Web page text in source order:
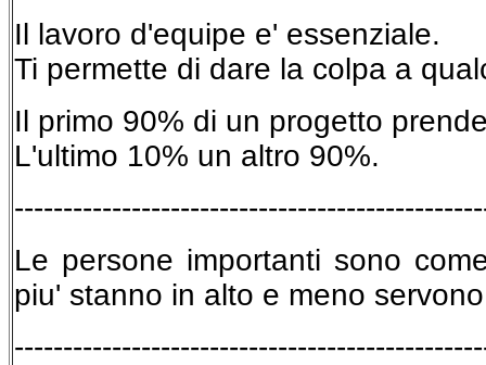
Il lavoro d'equipe e' essenziale.
Ti permette di dare la colpa a
Il primo 90% di un progetto
L'ultimo 10% un altro 90%.
Le persone importanti sono
piu' stanno in alto e meno